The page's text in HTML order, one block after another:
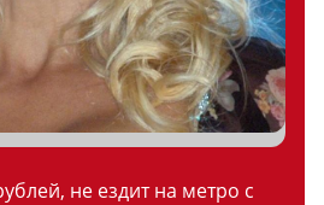
не ездит на метро с